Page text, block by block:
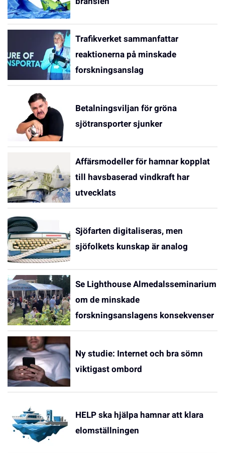
Trafikverket sammanfattar
reaktionerna på minskade
forskningsanslag
Betalningsviljan för gröna
sjötransporter sjunker
Affärsmodeller för hamnar kopplat
till havsbaserad vindkraft har
utvecklats
Sjöfarten digitaliseras, men
sjöfolkets kunskap är analog
Se Lighthouse Almedalsseminarium
om de minskade
forskningsanslagens konsekvenser
Ny studie: Internet och bra sömn
viktigast ombord
HELP ska hjälpa hamnar att klara
elomställningen